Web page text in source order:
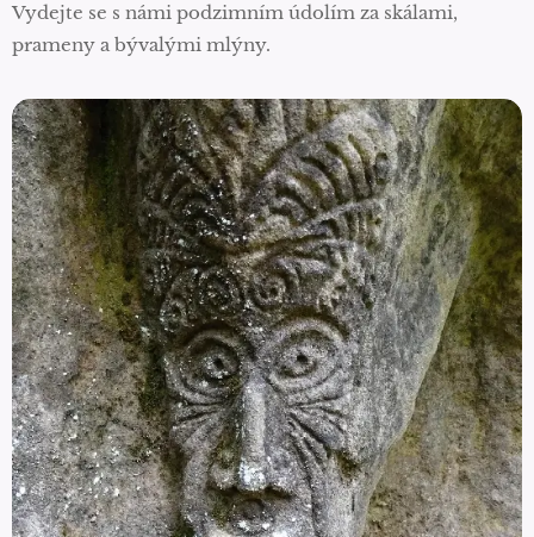
Vydejte se s námi podzimním údolím za skálami,
prameny a bývalými mlýny.